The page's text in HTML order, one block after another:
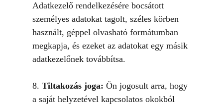
Adatkezelő rendelkezésére bocsátott
személyes adatokat tagolt, széles körben
használt, géppel olvasható formátumban
megkapja, és ezeket az adatokat egy másik
adatkezelőnek továbbítsa.
8. Tiltakozás joga: Ön jogosult arra, hogy
a saját helyzetével kapcsolatos okokból